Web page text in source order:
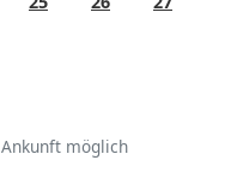
Ankunft möglich